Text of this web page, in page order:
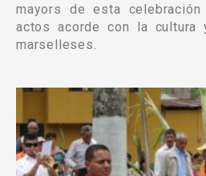
mayors de esta celebración
actos acorde con la
marselleses.